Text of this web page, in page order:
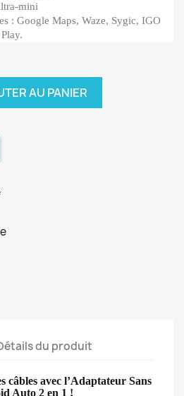
mini
: Google Maps, Waze, Sygic, IGO
AU PANIER
du produit
câbles avec l’Adaptateur Sans
Auto 2 en 1 !